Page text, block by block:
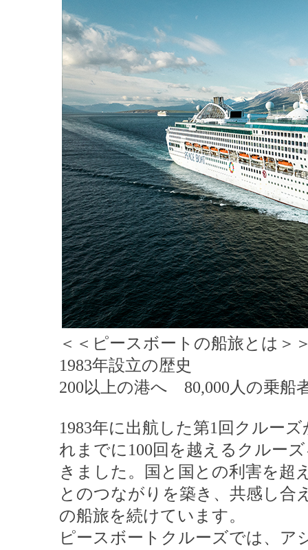
＜＜ピースボートの船旅とは＞
1983年設立の歴史
200以上の港へ 80,000人の乗船
1983年に出航した第1回クルー
れまでに100回を越えるクルー
きました。国と国との利害を超
とのつながりを築き、共感し合
の船旅を続けています。
ピースボートクルーズでは、ア